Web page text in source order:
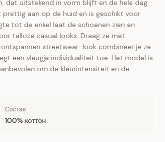
dat uitstekend in vorm blijft en de hele dag
aan op de huid en is geschikt voor
tot de enkel laat de schoenen zien en
talloze casual looks. Draag ze met
streetwear-look combineer je ze
een vleugje individualiteit toe. Het model is
om de kleurintensiteit en de
Состав
100% коттон